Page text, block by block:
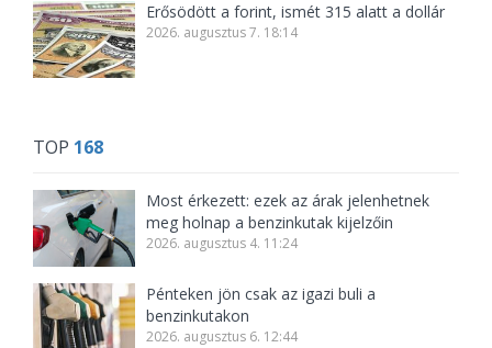
Erősödött a forint, ismét 315 alatt a dollár
2026. augusztus 7. 18:14
TOP 168
Most érkezett: ezek az árak jelenhetnek
meg holnap a benzinkutak kijelzőin
2026. augusztus 4. 11:24
Pénteken jön csak az igazi buli a
benzinkutakon
2026. augusztus 6. 12:44